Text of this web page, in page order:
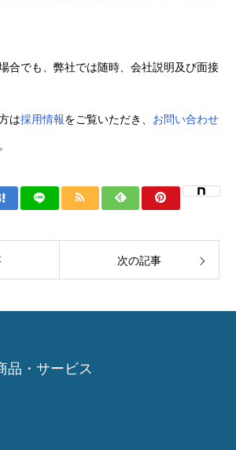
合でも、弊社では随時、会社説明及び面接
は採用情報をご覧いただき、 お問い合わせ
次の記事
品・サービス